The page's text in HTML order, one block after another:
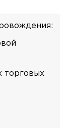
торговых